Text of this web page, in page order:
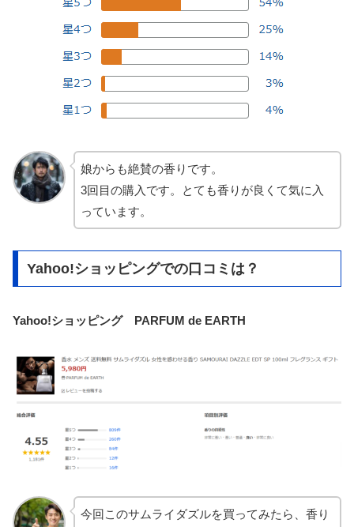
娘からも絶賛の香りです。
3回目の購入です。とても香りが良くて気に入
っています。
Yahoo!ショッピングでの口コミは？
Yahoo!ショッピング PARFUM de EARTH
今回このサムライダズルを買ってみたら、香り